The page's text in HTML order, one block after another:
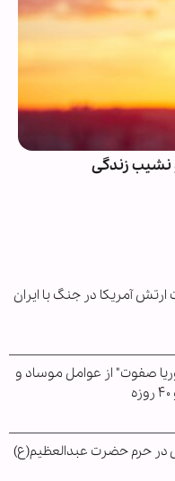
و نشیب زندگی
ارتش آمریکا در جنگ با ایران
صفوت" از عوامل موساد و
در حرم حضرت عبدالعظیم(ع)